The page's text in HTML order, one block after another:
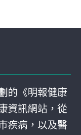
的《明報健康
資訊網站，從
疾病，以及醫